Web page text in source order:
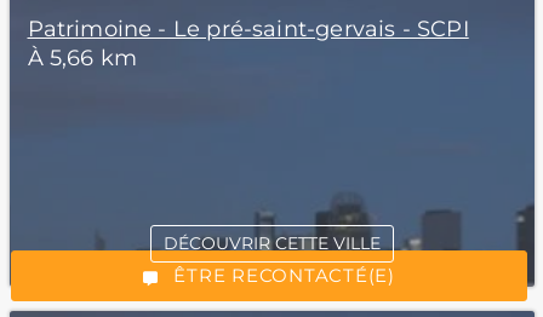
“Excellent”, 165 avis
ÊTRE RECONTACTÉ(E)
Patrimoine - Le pré-saint-gervais - SCPI
À 5,66 km
DÉCOUVRIR CETTE VILLE